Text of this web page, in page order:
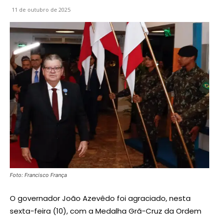
11 de outubro de 2025
Foto: Francisco França
O governador João Azevêdo foi agraciado, nesta
sexta-feira (10), com a Medalha Grã-Cruz da Ordem